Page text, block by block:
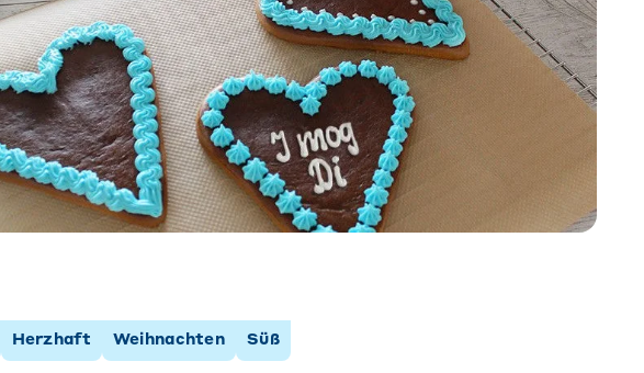
Herzhaft Weihnachten Süß